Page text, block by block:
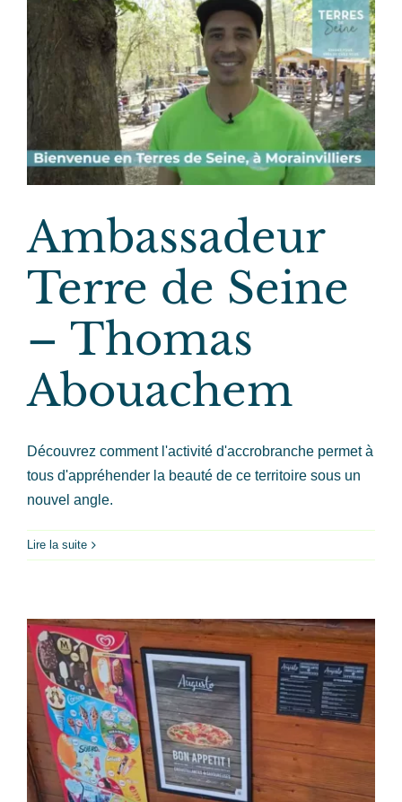
Ambassadeur
Terre de Seine
– Thomas
Abouachem
Découvrez comment l'activité d'accrobranche permet à
tous d'appréhender la beauté de ce territoire sous un
nouvel angle.
Lire la suite